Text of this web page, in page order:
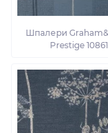
Шпалери
Prestige